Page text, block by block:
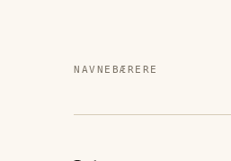
NAVNEBÆRERE